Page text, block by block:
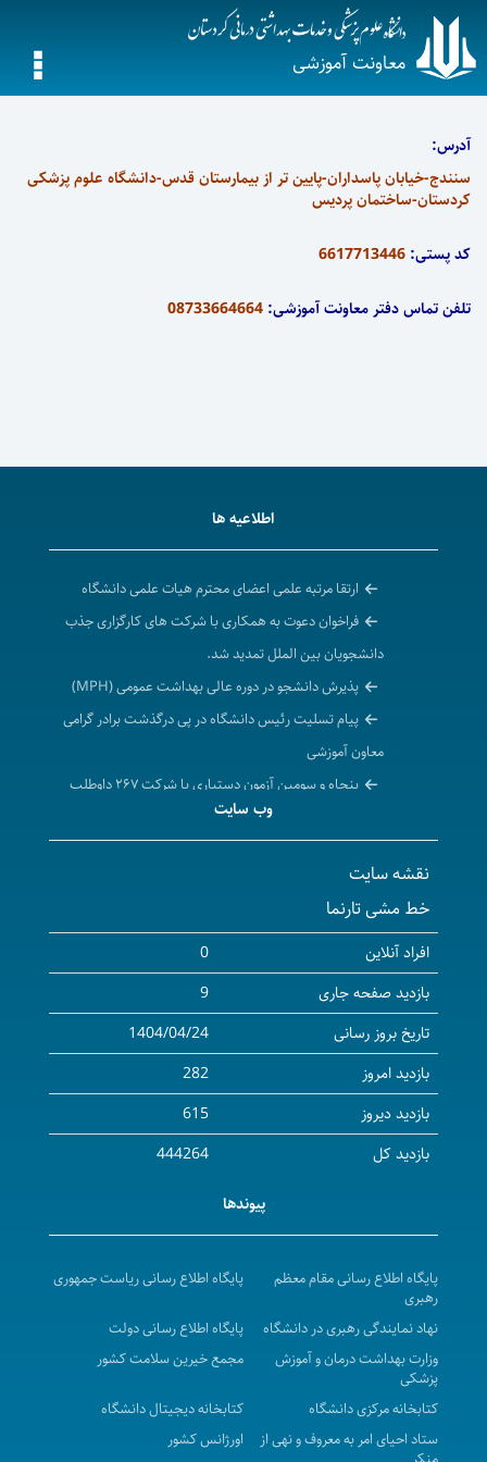
معاونت آموزشی
آدرس:
سنندج-خیابان پاسداران-پایین تر از بیمارستان قدس-دانشگاه علوم پزشکی
کردستان-ساختمان پردیس
کد پستی:
تلفن تماس دفتر معاونت آموزشی:
اطلاعیه ها
ارتقا مرتبه علمی اعضای محترم هیات علمی دانشگاه
فراخوان دعوت به همکاری با شرکت های کارگزاری جذب
دانشجویان بین الملل تمدید شد.
پذیرش دانشجو در دوره عالی بهداشت عمومی (MPH)
پیام تسلیت رئیس دانشگاه در پی درگذشت برادر گرامی
معاون آموزشی
پنجاه و سومین آزمون دستیاری با شرکت ۲۶۷ داوطلب
در دانشگاه علوم پزشکی کردستان برگزار شد
دانشجویان بین الملل
برگزاری آزمون پذیرش دستیار تخصصی پزشکی سال
1405
برگزاری آزمون صلاحیت حرفه ای گروه پرستاری در تاریخ
1405/04/25
حضور مدیر امور بین‌الملل دانشگاه در نخستین همایش
"افق‌های نو در فعالیت‌های علمی بین‌المللی دانشگاه‌ها"
دانشگاه علوم پزشکی کردستان جایگاه برجسته آموزشی
کارگاه حضوری" اصول اخلاق حرفه ای در آموزش مجازی"
تغییر تاریخ شروع امتحانات نیمسال دوم سال تحصیلی
1405-1404 دانشگاه
علوم پزشکی کردستان
کارگاه حضوری «ماشین لرنینگ»
گام‌های بلند در مسیر مرجعیت علمی و فصلی تازه در
موفقیت دانشگاه
وب سایت
نقشه سایت
خط مشی تارنما
افراد آنلاین
0
بازدید صفحه جاری
9
تاریخ بروز رسانی
1404/04/24
بازدید امروز
282
بازدید دیروز
615
بازدید کل
444264
پیوندها
پایگاه اطلاع رسانی مقام معظم
رهبری
پایگاه اطلاع رسانی ریاست جمهوری
نهاد نمایندگی رهبری در دانشگاه
پایگاه اطلاع رسانی دولت
وزارت بهداشت درمان و آموزش
پزشکی
مجمع خیرین سلامت کشور
کتابخانه مرکزی دانشگاه
کتابخانه دیجیتال دانشگاه
ستاد احیای امر به معروف و نهی از
اورژانس کشور